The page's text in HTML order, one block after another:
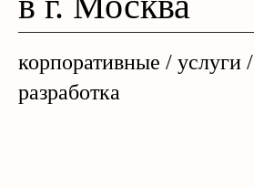
корпоративные / услуги /
разработка